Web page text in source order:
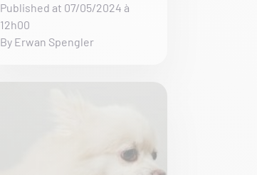
Published at 07/05/2024 à
12h00
By Erwan Spengler